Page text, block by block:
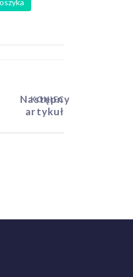
Następny
artykuł
KONIEC